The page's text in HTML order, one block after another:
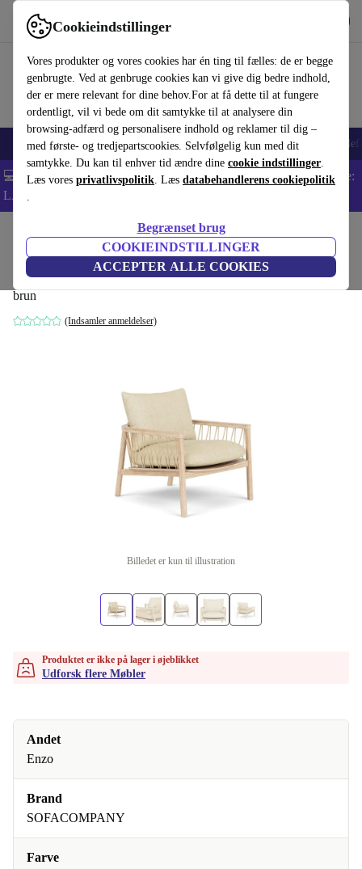
Cookieindstillinger
Vores produkter og vores cookies har én ting til fælles: de er begge
genbrugte. Ved at genbruge cookies kan vi give dig bedre indhold,
der er mere relevant for dine behov.For at få dette til at fungere
ordentligt, vil vi bede om dit samtykke til at analysere din
browsing-adfærd og personalisere indhold og reklamer til dig –
med første- og tredjepartscookies. Selvfølgelig kun med dit
samtykke. Du kan til enhver tid ændre dine cookie indstillinger.
Læs vores privatlivspolitik. Læs databehandlerens cookiepolitik
.
Begrænset brug
COOKIEINDSTILLINGER
ACCEPTER ALLE COOKIES
Brug refurbed hurtigt og nemt
Smartphones Bærbare Tablets Smartwatches Tilbehør
💻 Ekstra 5% rabat på alle MacBooks og bærbare computere - Kode:
LAPTOP5 -
Husholdning Møbler
Enzo lænestol Moonlight Sand
brun
(Indsamler anmeldelser)
Billedet er kun til illustration
Produktet er ikke på lager i øjeblikket
Udforsk flere Møbler
Andet
Enzo
Brand
SOFACOMPANY
Farve